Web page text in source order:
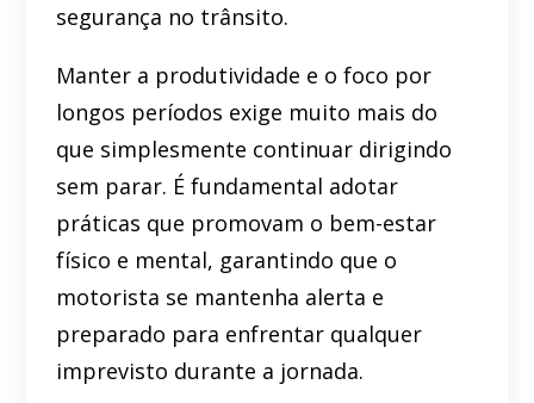
segurança no trânsito.
Manter a produtividade e o foco por
longos períodos exige muito mais do
que simplesmente continuar dirigindo
sem parar. É fundamental adotar
práticas que promovam o bem-estar
físico e mental, garantindo que o
motorista se mantenha alerta e
preparado para enfrentar qualquer
imprevisto durante a jornada.